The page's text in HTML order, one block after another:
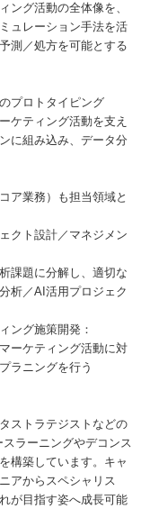
ング活動の全体像を、
ュレーション手法を活
測／処方を可能とする
プロトタイピング
ケティング活動を支え
に組み込み、データ分
ア業務）も担当領域と
クト設計／マネジメン
課題に分解し、適切な
析／AI活用プロジェク
ング施策開発：
ーケティング活動に対
ラニングを行う
ストラテジストなどの
ラーニングやデコンス
構築しています。キャ
アからスペシャリス
が目指す姿へ成長可能